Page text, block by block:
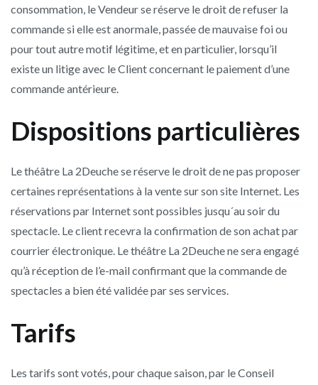
consommation, le Vendeur se réserve le droit de refuser la
commande si elle est anormale, passée de mauvaise foi ou
pour tout autre motif légitime, et en particulier, lorsqu’il
existe un litige avec le Client concernant le paiement d’une
commande antérieure.
Dispositions particulières
Le théâtre La 2Deuche se réserve le droit de ne pas proposer
certaines représentations à la vente sur son site Internet. Les
réservations par Internet sont possibles jusqu´au soir du
spectacle. Le client recevra la confirmation de son achat par
courrier électronique. Le théâtre La 2Deuche ne sera engagé
qu’à réception de l’e-mail confirmant que la commande de
spectacles a bien été validée par ses services.
Tarifs
Les tarifs sont votés, pour chaque saison, par le Conseil